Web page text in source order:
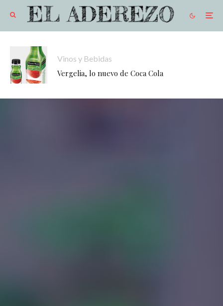
Vinos y Bebidas
Vergelia, lo nuevo de Coca Cola